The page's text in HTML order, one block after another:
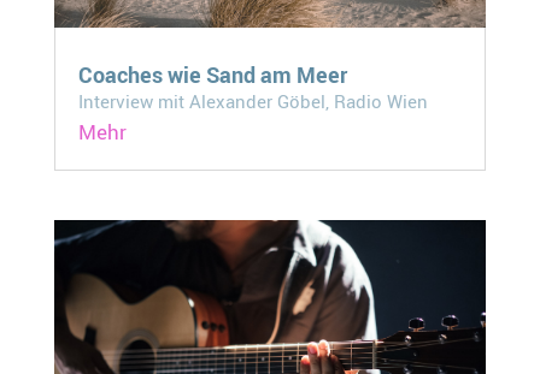
Coaches wie Sand am Meer
Interview mit Alexander Göbel, Radio Wien
Mehr